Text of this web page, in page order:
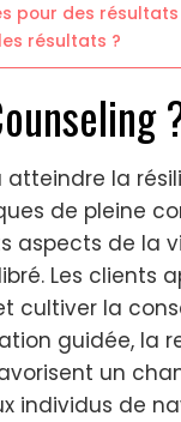
pour des
résultats ?
atteindre la
de pleine
aspects de la
Les clients
cultiver la
guidée, la
un
individus de